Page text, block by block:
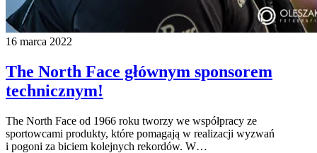
16 marca 2022
The North Face głównym sponsorem
technicznym!
The North Face od 1966 roku tworzy we współpracy ze
sportowcami produkty, które pomagają w realizacji wyzwań
i pogoni za biciem kolejnych rekordów. W…